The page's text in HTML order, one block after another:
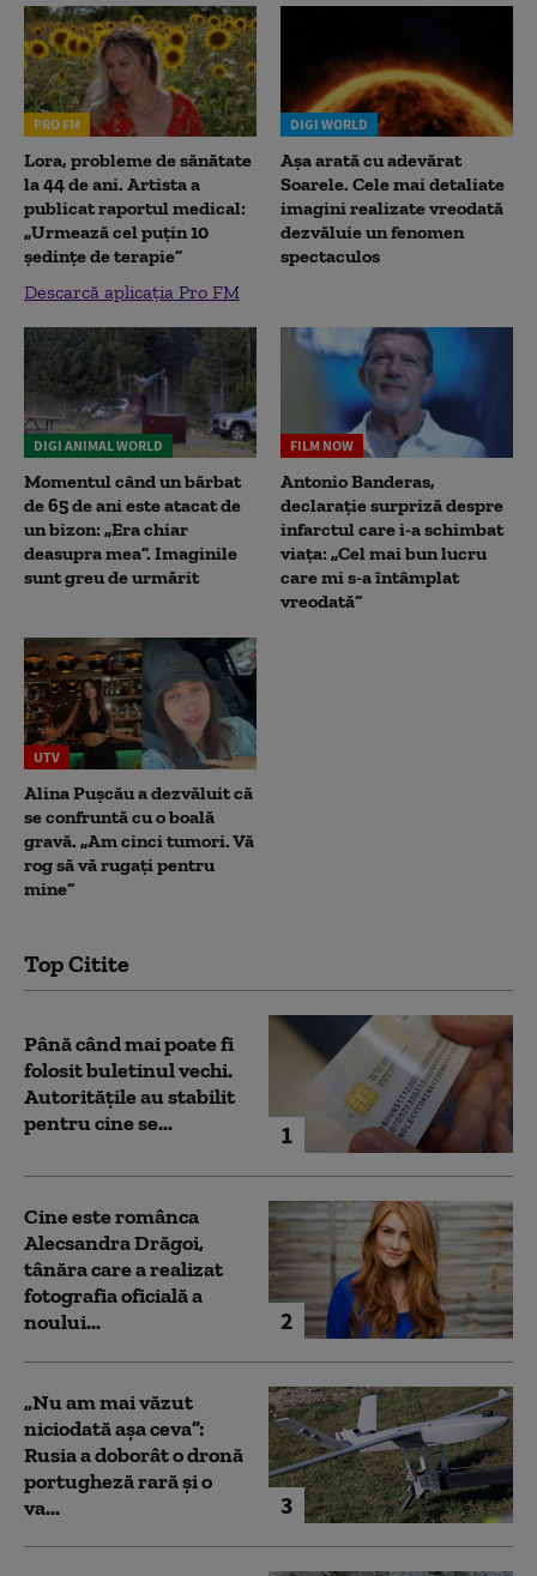
PRO FM
Lora, probleme de sănătate
la 44 de ani. Artista a
publicat raportul medical:
„Urmează cel puțin 10
ședințe de terapie”
Descarcă aplicația Pro FM
DIGI WORLD
Așa arată cu adevărat
Soarele. Cele mai detaliate
imagini realizate vreodată
dezvăluie un fenomen
spectaculos
DIGI ANIMAL WORLD
Momentul când un bărbat
de 65 de ani este atacat de
un bizon: „Era chiar
deasupra mea”. Imaginile
sunt greu de urmărit
FILM NOW
Antonio Banderas,
declarație surpriză despre
infarctul care i-a schimbat
viața: „Cel mai bun lucru
care mi s-a întâmplat
vreodată”
UTV
Alina Pușcău a dezvăluit că
se confruntă cu o boală
gravă. „Am cinci tumori. Vă
rog să vă rugați pentru
mine”
Top Citite
1
Până când mai poate fi
folosit buletinul vechi.
Autoritățile au stabilit
pentru cine se...
2
Cine este românca
Alecsandra Drăgoi,
tânăra care a realizat
fotografia oficială a
noului...
3
„Nu am mai văzut
niciodată așa ceva”:
Rusia a doborât o dronă
portugheză rară și o
va...